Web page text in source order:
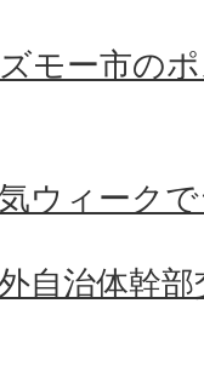
モー市の
ウィーク
自治体幹